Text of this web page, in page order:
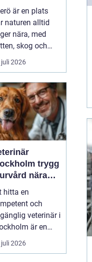
vackra
året
är en plats
naturen alltid
nära, med
skog och
som
in ...
2026
trygg
nära
hitta en
och
veterinär i
är en
del av
som
2026